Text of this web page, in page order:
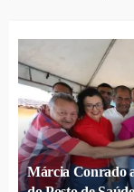
Márcia Conrado